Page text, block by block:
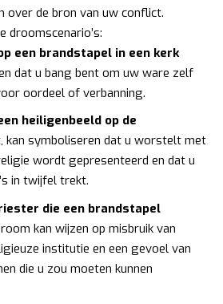
over de bron van uw conflict.
droomscenario’s:
een brandstapel in een kerk
dat u bang bent om uw ware zelf
oordeel of verbanning.
heiligenbeeld op de
kan symboliseren dat u worstelt met
wordt gepresenteerd en dat u
in twijfel trekt.
die een brandstapel
kan wijzen op misbruik van
institutie en een gevoel van
die u zou moeten kunnen